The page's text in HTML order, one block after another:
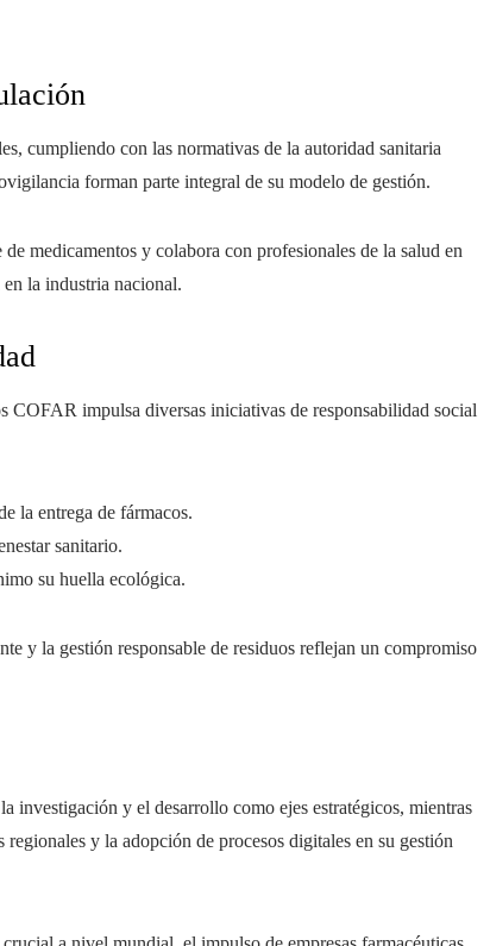
cumpliendo con las normativas de la autoridad sanitaria
forman parte integral de su modelo de gestión.
medicamentos y colabora con profesionales de la salud en
la industria nacional.
COFAR impulsa diversas iniciativas de responsabilidad social
la entrega de fármacos.
sanitario.
su huella ecológica.
y la gestión responsable de residuos reflejan un compromiso
y el desarrollo como ejes estratégicos, mientras
y la adopción de procesos digitales en su gestión